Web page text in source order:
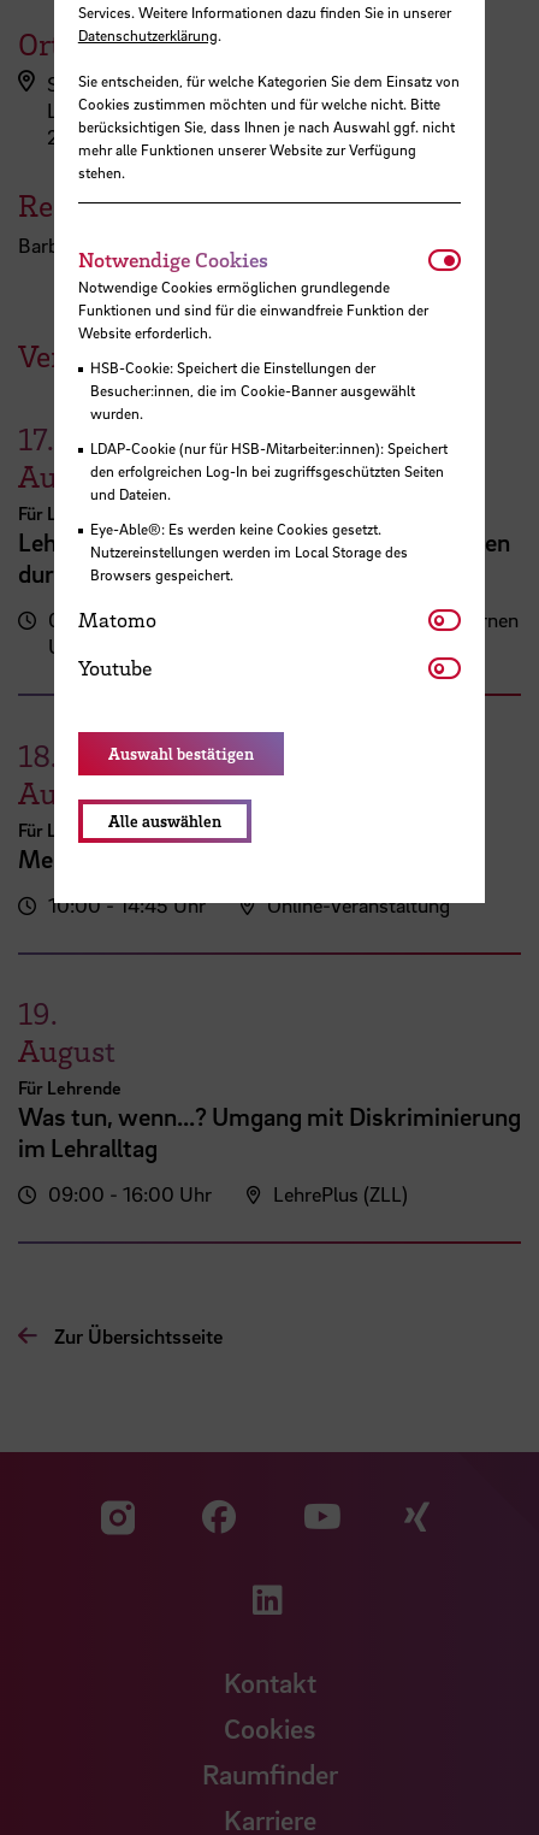
Ort
StudiumPlus (ZLL)
Langemarckstraße 113
28199 Bremen
Referent:in
Barbara Schilz-Bösing
Veranstaltungen der HSB
17.
August
Für Lehrende
Lehrveranstaltungsplanung mit KI. Zeit sparen
durch digitale Tools
09:00 - 13:00
Uhr
Zentrum für Lehren und Lernen
18.
August
Für Lehrende
Mein erster AULIS-Kurs
10:00 - 14:45 Uhr Online-Veranstaltung
19.
August
Für Lehrende
Was tun, wenn...? Umgang mit Diskriminierung
im Lehralltag
09:00 - 16:00 Uhr LehrePlus (ZLL)
Zur Übersichtsseite
Zu unserer Facebook
Zu
Zu unserer
Kontakt
Cookies
Raumfinder
Karriere
Services. Weitere Informationen dazu finden Sie in unserer
Datenschutzerklärung.
Sie entscheiden, für welche Kategorien Sie dem Einsatz von
Cookies zustimmen möchten und für welche nicht. Bitte
berücksichtigen Sie, dass Ihnen je nach Auswahl ggf. nicht
mehr alle Funktionen unserer Website zur Verfügung
stehen.
Notwendige Cookies
Notwendige Cookies ermöglichen grundlegende
Funktionen und sind für die einwandfreie Funktion der
Website erforderlich.
HSB-Cookie: Speichert die Einstellungen der
Besucher:innen, die im Cookie-Banner ausgewählt
wurden.
LDAP-Cookie (nur für HSB-Mitarbeiter:innen): Speichert
den erfolgreichen Log-In bei zugriffsgeschützten Seiten
und Dateien.
Eye-Able®: Es werden keine Cookies gesetzt.
Nutzereinstellungen werden im Local Storage des
Browsers gespeichert.
Matomo Matomo
Youtube Youtube
Auswahl bestätigen
Alle auswählen